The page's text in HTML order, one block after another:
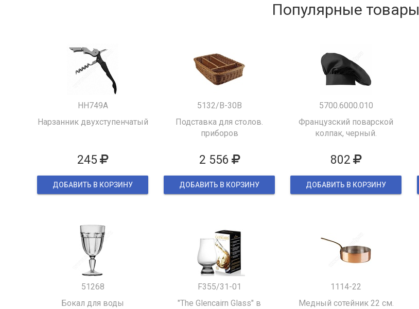
Популярные товары
HH749A
Нарзанник двухступенчатый
245
ДОБАВИТЬ В КОРЗИНУ
5132/B-30B
Подставка для столов.
приборов
2 556
ДОБАВИТЬ В КОРЗИНУ
5700.6000.010
Французский поварской
колпак, черный.
802
ДОБАВИТЬ В КОРЗИНУ
51268
Бокал для воды
F355/31-01
"The Glencairn Glass" в
1114-22
Медный сотейник 22 см.